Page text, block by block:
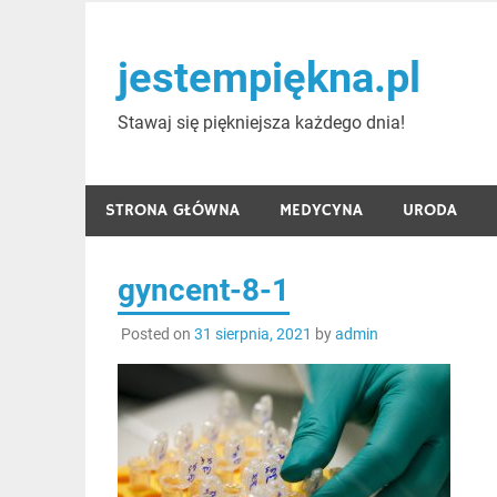
contentjestempiękna.pl
Stawaj się piękniejsza każdego dnia!
STRONA GŁÓWNA MEDYCYNA URODA
gyncent-8-1
Posted on 31 sierpnia, 2021 byadmin